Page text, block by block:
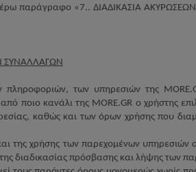
παράγραφο «7.. ΔΙΑΔΙΚΑΣΙΑ
ΣΥΝΑΛΛΑΓΩΝ
των υπηρεσιών της MORE.
ποιο κανάλι της MORE.GR ο χρήστης
καθώς και των όρων χρήσης που
της χρήσης των παρεχομένων υπηρεσιών
διαδικασίας πρόσβασης και λήψης των